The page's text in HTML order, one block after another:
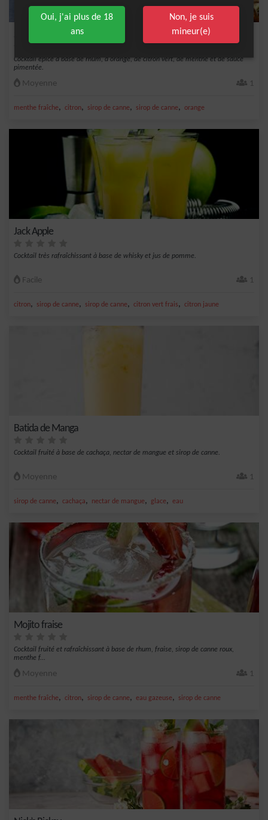
Cocktail épicé à base de rhum, d'orange, de citron vert, de menthe et de sauce
pimentée.
Moyenne 1
menthe fraîche, citron, sirop de canne, sirop de canne, orange
Jack Apple
Cocktail très rafraîchissant à base de whisky et jus de pomme.
Facile 1
citron, sirop de canne, sirop de canne, citron vert frais, citron jaune
Batida de Manga
Cocktail fruité à base de cachaça, nectar de mangue et sirop de canne.
Moyenne 1
sirop de canne, cachaça, nectar de mangue, glace, eau
Mojito fraise
Cocktail fruité et rafraîchissant à base de rhum, fraise, sirop de canne roux,
menthe f...
Moyenne 1
menthe fraîche, citron, sirop de canne, eau gazeuse, sirop de canne
Oui, j'ai plus de 18
ans
Non, je suis
mineur(e)